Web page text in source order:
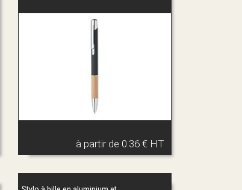
à partir de 0.36 € HT